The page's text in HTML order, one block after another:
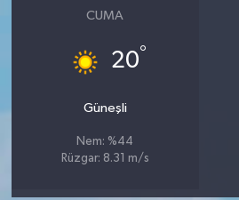
CUMA
20°
Güneşli
Nem: %44
Rüzgar: 8.31 m/s